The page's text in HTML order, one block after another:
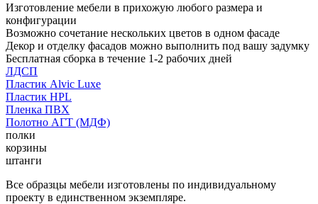
Изготовление мебели в прихожую любого размера и
конфигурации
Возможно сочетание нескольких цветов в одном фасаде
Декор и отделку фасадов можно выполнить под вашу задумку
Бесплатная сборка в течение 1-2 рабочих дней
ЛДСП
Пластик Alvic Luxe
Пластик HPL
Пленка ПВХ
Полотно АГТ (МДФ)
полки
корзины
штанги
Все образцы мебели изготовлены по индивидуальному
проекту в единственном экземпляре.